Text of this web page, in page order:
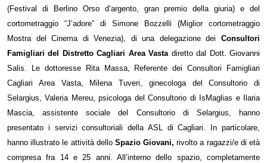
(Festival di Berlino Orso d’argento, gran premio della giuria) e del
cortometraggio “J’adore” di Simone Bozzelli (Miglior cortometraggio
Mostra del Cinema di Venezia), di una delegazione dei Consultori
Famigliari del Distretto Cagliari Area Vasta diretto dal Dott. Giovanni
Salis. Le dottoresse Rita Massa, Referente dei Consultori Famigliari
Cagliari Area Vasta, Milena Tuveri, ginecologa del Consultorio di
Selargius, Valeria Mereu, psicologa del Consultorio di IsMaglias e Ilaria
Mascia, assistente sociale del Consultorio di Selargius, hanno
presentato i servizi consultoriali della ASL di Cagliari. In particolare,
hanno illustrato le attività dello Spazio Giovani,rivolto a ragazzi/e di età
compresa fra 14 e 25 anni. All’interno dello spazio, completamente